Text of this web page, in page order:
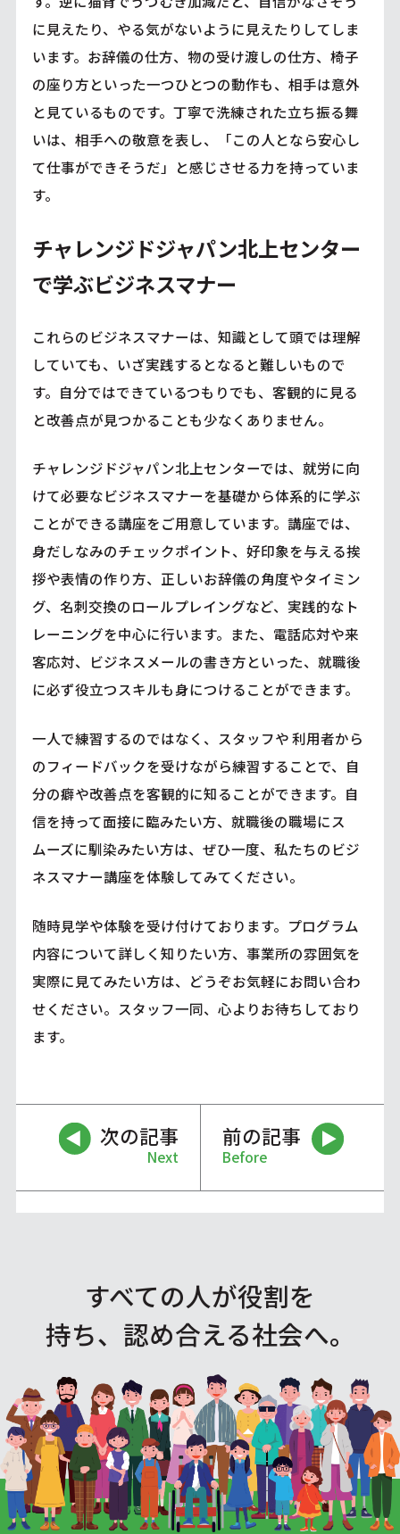
に見えたり、やる気がないように見えたりしてしま
います。お辞儀の仕方、物の受け渡しの仕方、椅子
の座り方といった一つひとつの動作も、相手は意外
と見ているものです。丁寧で洗練された立ち振る舞
いは、相手への敬意を表し、「この人となら安心し
て仕事ができそうだ」と感じさせる力を持っていま
す。
チャレンジドジャパン北上センター
で学ぶビジネスマナー
これらのビジネスマナーは、知識として頭では理解
していても、いざ実践するとなると難しいもので
す。自分ではできているつもりでも、客観的に見る
と改善点が見つかることも少なくありません。
チャレンジドジャパン北上センターでは、就労に向
けて必要なビジネスマナーを基礎から体系的に学ぶ
ことができる講座をご用意しています。講座では、
身だしなみのチェックポイント、好印象を与える挨
拶や表情の作り方、正しいお辞儀の角度やタイミン
グ、名刺交換のロールプレイングなど、実践的なト
レーニングを中心に行います。また、電話応対や来
客応対、ビジネスメールの書き方といった、就職後
に必ず役立つスキルも身につけることができます。
一人で練習するのではなく、スタッフや 利用者から
のフィードバックを受けながら練習することで、自
分の癖や改善点を客観的に知ることができます。自
信を持って面接に臨みたい方、就職後の職場にス
ムーズに馴染みたい方は、ぜひ一度、私たちのビジ
ネスマナー講座を体験してみてください。
随時見学や体験を受け付けております。プログラム
内容について詳しく知りたい方、事業所の雰囲気を
実際に見てみたい方は、どうぞお気軽にお問い合わ
せください。スタッフ一同、心よりお待ちしており
ます。
次の記事
Next
前の記事
Before
すべての人が役割を
持ち、認め合える社会へ。